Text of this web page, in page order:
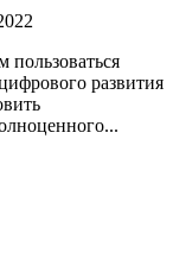
развития